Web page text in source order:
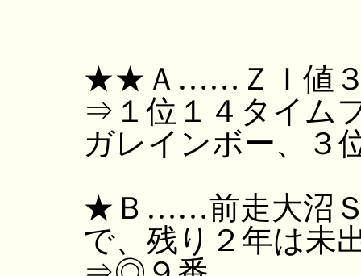
★★Ａ……ＺＩ値３
⇒１位１４タイム
ガレインボー、３
★Ｂ……前走大沼Ｓ
で、残り２年は未